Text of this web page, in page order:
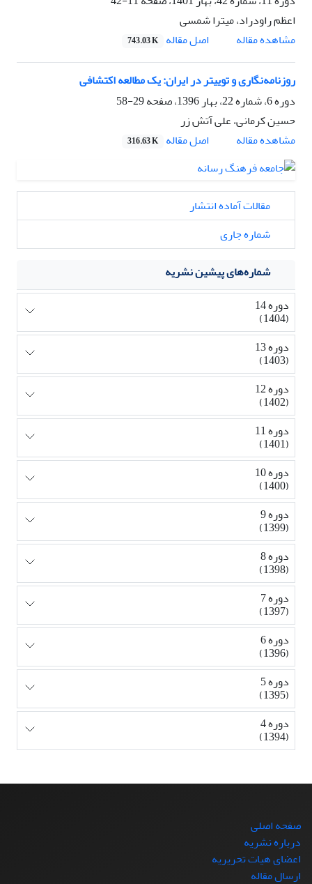
اعظم راودراد، میترا شمسی
مشاهده مقاله
اصل مقاله 743.03 K
روزنامه‌نگاری و توییتر در ایران: یک مطالعه اکتشافی
دوره 6، شماره 22، بهار 1396، صفحه
29-58
حسین کرمانی، علی آتش زر
مشاهده مقاله
اصل مقاله 316.63 K
مقالات آماده انتشار
شماره جاری
شماره‌های پیشین نشریه
دوره 14
(1404)
دوره 13
(1403)
دوره 12
(1402)
دوره 11
(1401)
دوره 10
(1400)
دوره 9
(1399)
دوره 8
(1398)
دوره 7
(1397)
دوره 6
(1396)
دوره 5
(1395)
دوره 4
(1394)
صفحه اصلی
درباره نشریه
اعضای هیات تحریریه
ارسال مقاله